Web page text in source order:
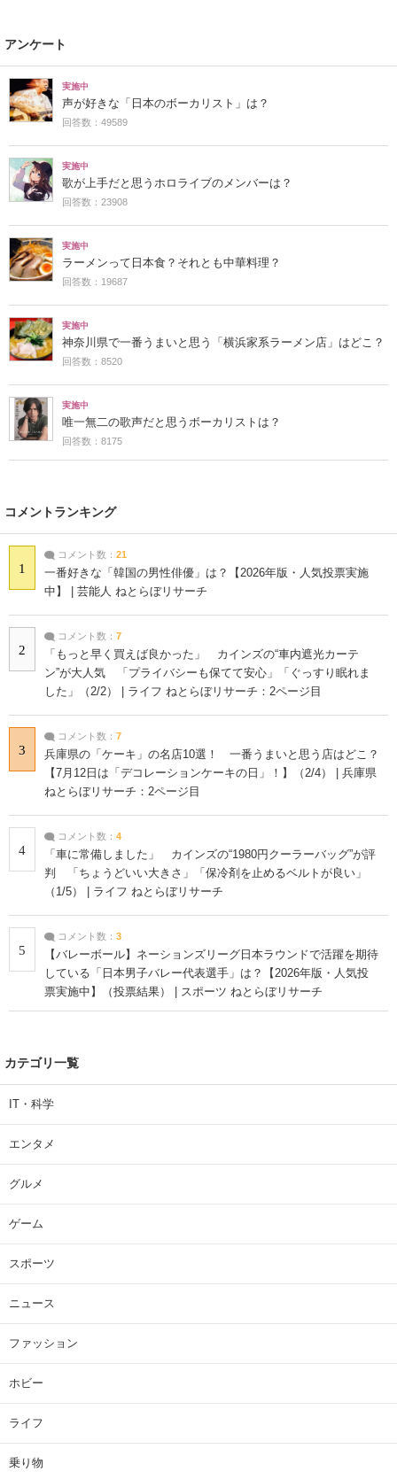
アンケート
実施中
声が好きな「日本のボーカリスト」は？
回答数：49589
実施中
歌が上手だと思うホロライブのメンバーは？
回答数：23908
実施中
ラーメンって日本食？それとも中華料理？
回答数：19687
実施中
神奈川県で一番うまいと思う「横浜家系ラーメン店」はどこ？
回答数：8520
実施中
唯一無二の歌声だと思うボーカリストは？
回答数：8175
コメントランキング
1
コメント数： 21
一番好きな「韓国の男性俳優」は？【2026年版・人気投票実施
中】 | 芸能人 ねとらぼリサーチ
2
コメント数： 7
「もっと早く買えば良かった」 カインズの“車内遮光カーテ
ン”が大人気 「プライバシーも保てて安心」「ぐっすり眠れま
した」（2/2） | ライフ ねとらぼリサーチ：2ページ目
3
コメント数： 7
兵庫県の「ケーキ」の名店10選！ 一番うまいと思う店はどこ？
【7月12日は「デコレーションケーキの日」！】（2/4） | 兵庫県
ねとらぼリサーチ：2ページ目
4
コメント数： 4
「車に常備しました」 カインズの“1980円クーラーバッグ”が評
判 「ちょうどいい大きさ」「保冷剤を止めるベルトが良い」
（1/5） | ライフ ねとらぼリサーチ
5
コメント数： 3
【バレーボール】ネーションズリーグ日本ラウンドで活躍を期待
している「日本男子バレー代表選手」は？【2026年版・人気投
票実施中】（投票結果） | スポーツ ねとらぼリサーチ
カテゴリ一覧
IT・科学
エンタメ
グルメ
ゲーム
スポーツ
ニュース
ファッション
ホビー
ライフ
乗り物